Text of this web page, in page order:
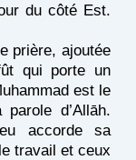
du côté Est.
prière, ajoutée
qui porte un
est le
d’Allāh.
accorde sa
travail et ceux